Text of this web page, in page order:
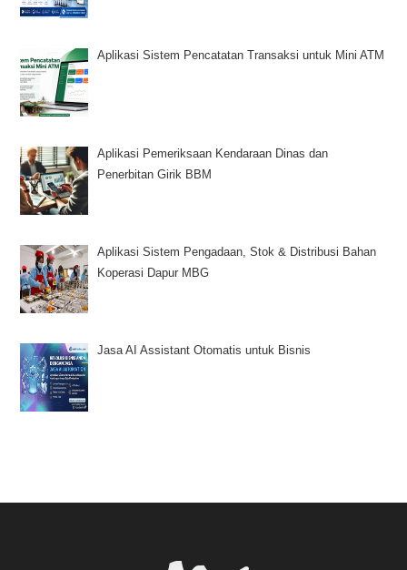
Aplikasi Sistem Pencatatan Transaksi untuk Mini ATM
Aplikasi Pemeriksaan Kendaraan Dinas dan
Penerbitan Girik BBM
Aplikasi Sistem Pengadaan, Stok & Distribusi Bahan
Koperasi Dapur MBG
Jasa AI Assistant Otomatis untuk Bisnis